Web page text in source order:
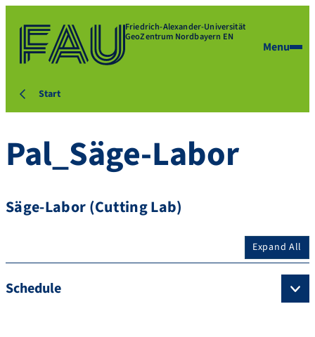
Friedrich-Alexander-Universität
GeoZentrum Nordbayern EN
Menu
Start
Pal_Säge-Labor
Säge-Labor (Cutting Lab)
Expand All
Schedule